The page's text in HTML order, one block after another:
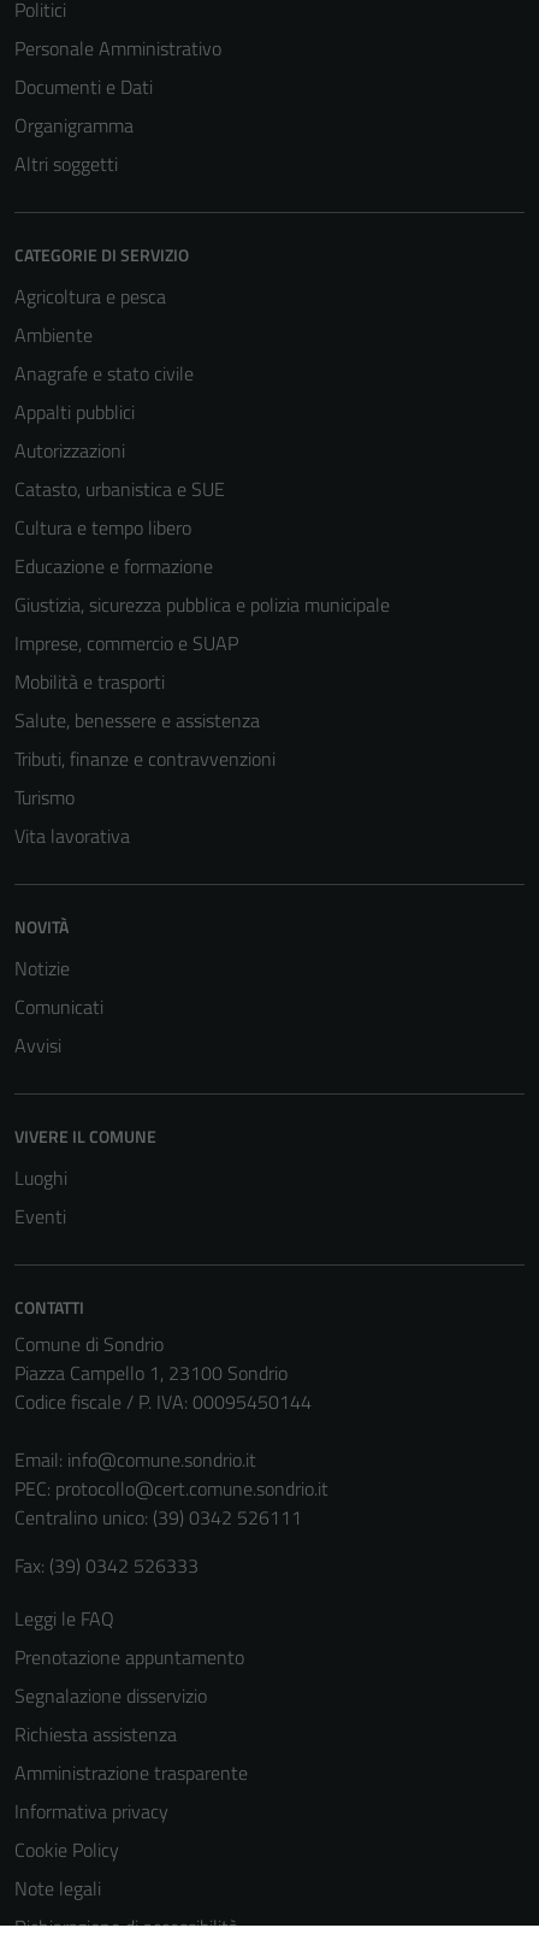
Politici
Personale Amministrativo
Documenti e Dati
Organigramma
Altri soggetti
CATEGORIE DI SERVIZIO
Agricoltura e pesca
Ambiente
Anagrafe e stato civile
Appalti pubblici
Autorizzazioni
Catasto, urbanistica e SUE
Cultura e tempo libero
Educazione e formazione
Giustizia, sicurezza pubblica e polizia municipale
Imprese, commercio e SUAP
Mobilità e trasporti
Salute, benessere e assistenza
Tributi, finanze e contravvenzioni
Turismo
Vita lavorativa
NOVITÀ
Notizie
Comunicati
Avvisi
VIVERE IL COMUNE
Luoghi
Eventi
CONTATTI
Comune di Sondrio
Piazza Campello 1, 23100 Sondrio
Codice fiscale / P. IVA: 00095450144
Email: info@comune.sondrio.it
PEC: protocollo@cert.comune.sondrio.it
Centralino unico: (39) 0342 526111
Fax: (39) 0342 526333
Leggi le FAQ
Prenotazione appuntamento
Segnalazione disservizio
Richiesta assistenza
Amministrazione trasparente
Informativa privacy
Cookie Policy
Note legali
Dichiarazione di accessibilità
sono necessari
informazioni